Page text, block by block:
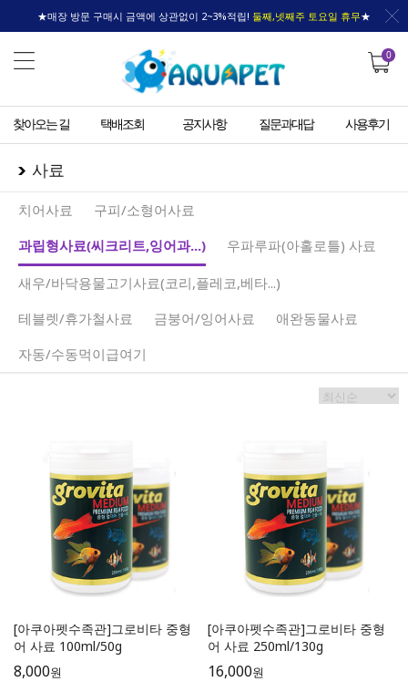
★매장 방문 구매시 금액에 상관없이 2~3%적립! 둘째,넷째주 토요일 휴무★
0
찾아오는 길 택배조회 공지사항 질문과대답 사용후기
사료
치어사료
구피/소형어사료
과립형사료(씨크리트,잉어과...)
우파루파(아홀로틀) 사료
새우/바닥용물고기사료(코리,플레코,베타...)
테블렛/휴가철사료
금붕어/잉어사료
애완동물사료
자동/수동먹이급여기
[아쿠아펫수족관]그로비타 중형
어 사료 100ml/50g
8,000원
[아쿠아펫수족관]그로비타 중형
어 사료 250ml/130g
16,000원